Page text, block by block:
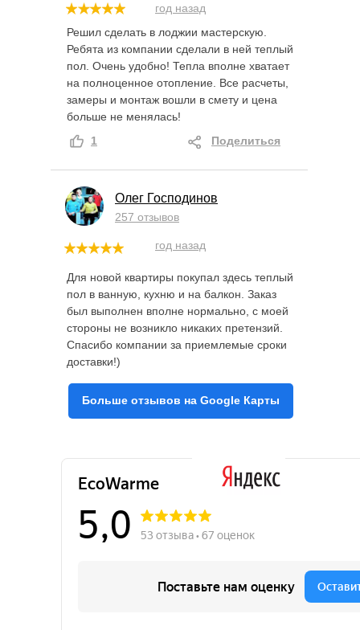
год назад
Решил сделать в лоджии мастерскую.
Ребята из компании сделали в ней теплый
пол. Очень удобно! Тепла вполне хватает
на полноценное отопление. Все расчеты,
замеры и монтаж вошли в смету и цена
больше не менялась!
1
Поделиться
Олег Господинов
257 отзывов
год назад
Для новой квартиры покупал здесь теплый
пол в ванную, кухню и на балкон. Заказ
был выполнен вполне нормально, с моей
стороны не возникло никаких претензий.
Спасибо компании за приемлемые сроки
доставки!)
Больше отзывов на Google Карты